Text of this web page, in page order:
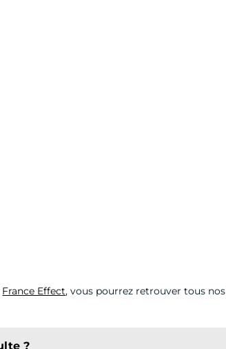
France Effect, vous pourrez retrouver tous nos
?